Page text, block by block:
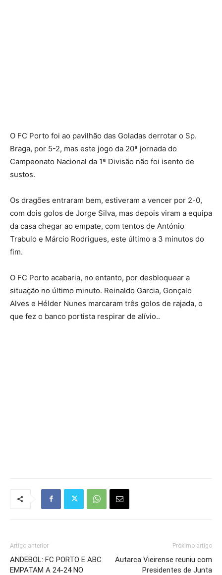
O FC Porto foi ao pavilhão das Goladas derrotar o Sp.
Braga, por 5-2, mas este jogo da 20ª jornada do
Campeonato Nacional da 1ª Divisão não foi isento de
sustos.
Os dragões entraram bem, estiveram a vencer por 2-0,
com dois golos de Jorge Silva, mas depois viram a equipa
da casa chegar ao empate, com tentos de António
Trabulo e Márcio Rodrigues, este último a 3 minutos do
fim.
O FC Porto acabaria, no entanto, por desbloquear a
situação no último minuto. Reinaldo Garcia, Gonçalo
Alves e Hélder Nunes marcaram três golos de rajada, o
que fez o banco portista respirar de alívio..
Artigo anterior
ANDEBOL: FC PORTO E ABC
EMPATAM A 24-24 NO
Próximo artigo
Autarca Vieirense reuniu com
Presidentes de Junta